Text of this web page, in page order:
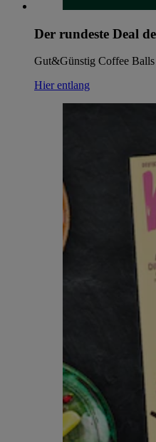
Der rundeste Deal
Gut&Günstig Coffee Balls
Hier entlang